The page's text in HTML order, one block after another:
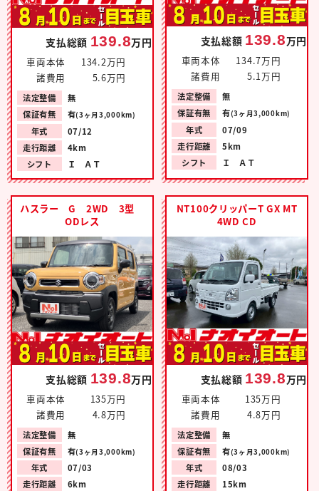
支払総額 139.8万円
車両本体
134.2万円
諸費用
5.6万円
法定整備
無
保証有無
有(3ヶ月3,000km)
年式
07/12
走行距離
4km
シフト
Ｉ ＡＴ
支払総額 139.8万円
車両本体
134.7万円
諸費用
5.1万円
法定整備
無
保証有無
有(3ヶ月3,000km)
年式
07/09
走行距離
5km
シフト
Ｉ ＡＴ
ハスラー G 2WD 3型
ODレス
支払総額 139.8万円
車両本体
135万円
諸費用
4.8万円
法定整備
無
保証有無
有(3ヶ月3,000km)
年式
07/03
走行距離
6km
NT100クリッパーT GX MT
4WD CD
支払総額 139.8万円
車両本体
135万円
諸費用
4.8万円
法定整備
無
保証有無
有(3ヶ月3,000km)
年式
08/03
走行距離
15km